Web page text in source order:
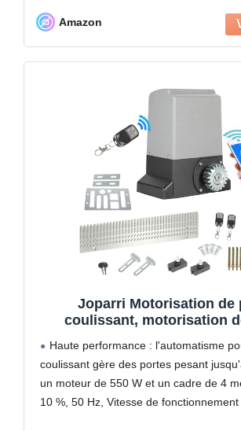
Amazon
Joparri Motorisation de
coulissant, motorisation
avec rail de télécommande,
de portail jusqu'à 1200 kg,
mètres
Haute performance : l'automatisme
coulissant gère des portes pesant
un moteur de 550 W et un cadre de 4
10 %, 50 Hz, Vitesse de